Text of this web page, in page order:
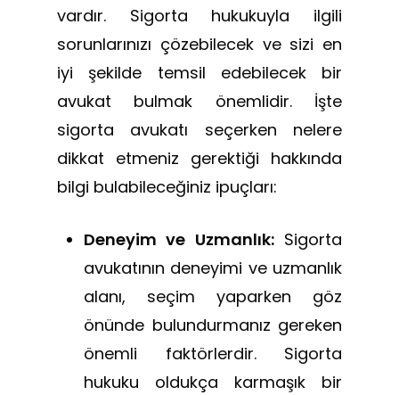
vardır. Sigorta hukukuyla ilgili
sorunlarınızı çözebilecek ve sizi en
iyi şekilde temsil edebilecek bir
avukat bulmak önemlidir. İşte
sigorta avukatı seçerken nelere
dikkat etmeniz gerektiği hakkında
bilgi bulabileceğiniz ipuçları:
Deneyim ve Uzmanlık:Sigorta
avukatının deneyimi ve uzmanlık
alanı, seçim yaparken göz
önünde bulundurmanız gereken
önemli faktörlerdir. Sigorta
hukuku oldukça karmaşık bir